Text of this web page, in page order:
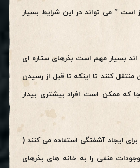
است ” می تواند در این شرایط بسیار
اند بسیار مهم است بذرهای ستاره ای
منتقل کنند تا اینکه تا قبل از رسیدن
که ممکن است افراد بیشتری بیدار
برای ایجاد آشفتگی استفاده می کنند (
منفی را به خانه های بذرهای